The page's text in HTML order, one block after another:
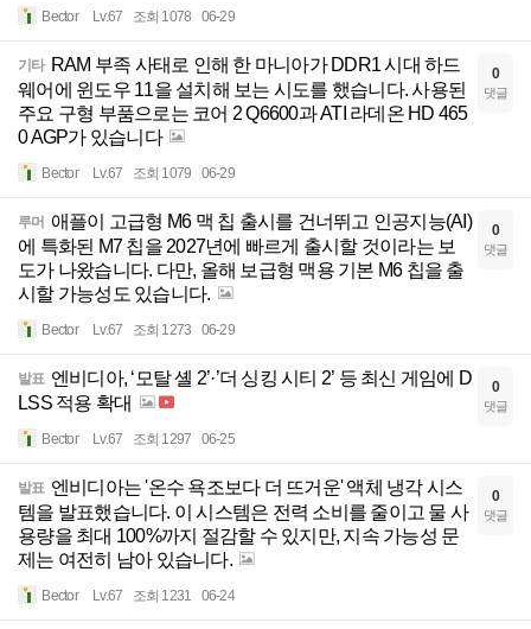
Bector Lv.67 조회 1078 06-29
기타 RAM 부족 사태로 인해 한 마니아가 DDR1 시대 하드
웨어에 윈도우 11을 설치해 보는 시도를 했습니다. 사용된
주요 구형 부품으로는 코어 2 Q6600과 ATI 라데온 HD 465
0 AGP가 있습니다
Bector Lv.67 조회 1079 06-29
0
댓글
루머 애플이 고급형 M6 맥 칩 출시를 건너뛰고 인공지능(AI)
에 특화된 M7 칩을 2027년에 빠르게 출시할 것이라는 보
도가 나왔습니다. 다만, 올해 보급형 맥용 기본 M6 칩을 출
시할 가능성도 있습니다.
Bector Lv.67 조회 1273 06-29
0
댓글
발표 엔비디아, ‘모탈 셸 2’·’더 싱킹 시티 2’ 등 최신 게임에 D
LSS 적용 확대
Bector Lv.67 조회 1297 06-25
0
댓글
발표 엔비디아는 '온수 욕조보다 더 뜨거운' 액체 냉각 시스
템을 발표했습니다. 이 시스템은 전력 소비를 줄이고 물 사
용량을 최대 100%까지 절감할 수 있지만, 지속 가능성 문
제는 여전히 남아 있습니다.
Bector Lv.67 조회 1231 06-24
0
댓글